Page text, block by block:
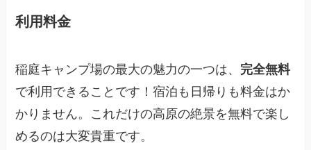
利用料金
稲庭キャンプ場の最大の魅力の一つは、 完全無料
で利用できることです！宿泊も日帰りも料金はか
かりません。これだけの高原の絶景を無料で楽し
めるのは大変貴重です。